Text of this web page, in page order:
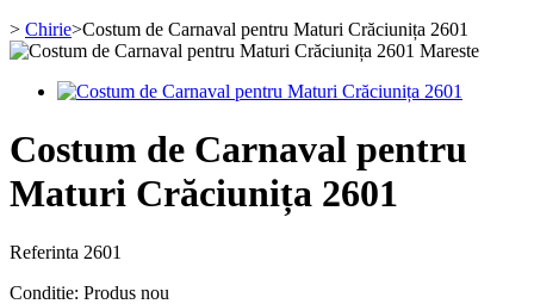
> Chirie>Costum de Carnaval pentru Maturi Crăciunița 2601
Mareste
Costum de Carnaval pentru
Maturi Crăciunița 2601
Referinta 2601
Conditie: Produs nou